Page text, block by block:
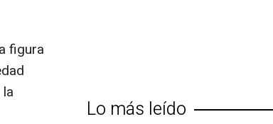
figura
Lo más leído